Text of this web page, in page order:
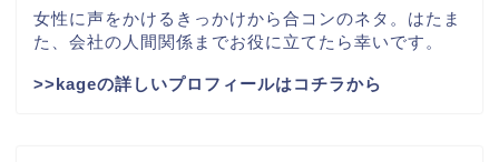
女性に声をかけるきっかけから合コンのネタ。はたま
た、会社の人間関係までお役に立てたら幸いです。
>>kageの詳しいプロフィールはコチラから